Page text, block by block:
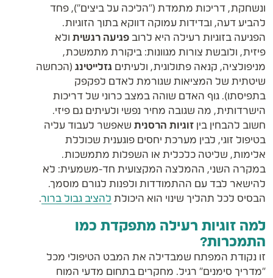
ונשחקת, דריכות מתמדת ("הליכה על ביצים"), פחד
להביע דעה, ובדידות עמוקה דווקא בתוך הזוגיות.
הפגיעה בזוגיות רעילה היא לרוב פגיעה רגשית ולא
פיזית, ולובשת צורות מגוונות: ביקורת מתמשכת,
מניפולציה, קנאה פתולוגית, ולעיתים גזלייטינג (הכחשה
שיטתית של המציאות שגורמת לאדם לפקפק
בתפיסתו). גוף האדם שוהה במצב כרוני של דריכות
הישרדותית, מה שגובה מחיר נפשי ולעיתים גם פיזי.
חשוב להבחין בין זוגיות הרסנית שאפשר לעבוד עליה
בטיפול זוגי, לבין מערכת יחסים פוגענית שכוללת
אלימות, שליטה כלכלית או השפלות מתמשכות.
במקרה השני, ההמלצה המקצועית חד-משמעית: לא
להישאר לבד עם ההתמודדות ולפנות לגורם מוסמך.
הבסיס לכל תהליך שינוי הוא היכולת להציב גבול ברור.
למה זוגיות רעילה מתפקדת כמו
התמכרות?
זו נקודת המפתח שמבדילה את המבט הטיפולי מכל
"מדריך סימנים" רגיל. מחקרים בתחום מדעי המוח